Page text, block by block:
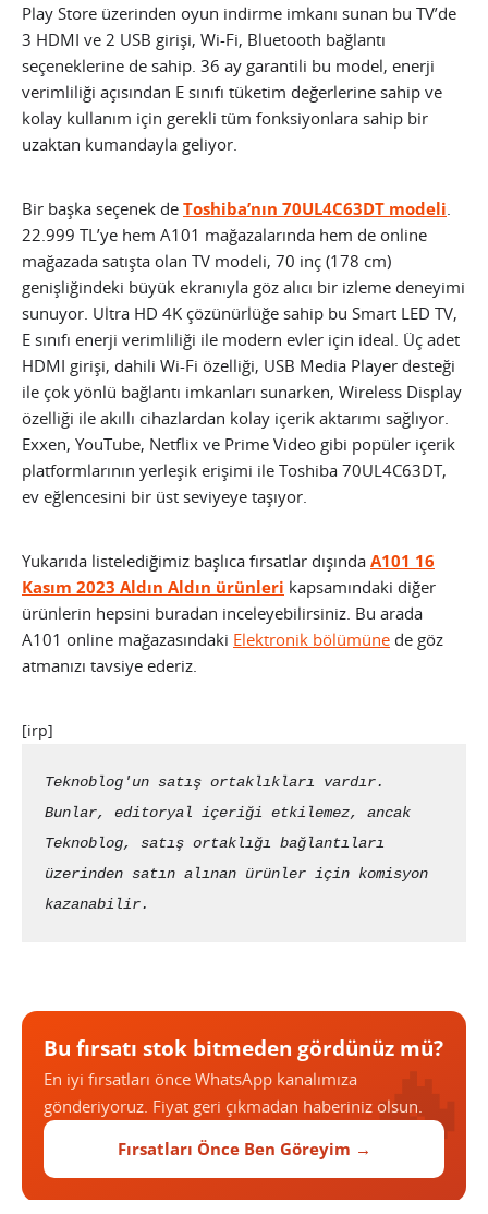
Play Store üzerinden oyun indirme imkanı sunan bu TV’de
3 HDMI ve 2 USB girişi, Wi-Fi, Bluetooth bağlantı
seçeneklerine de sahip. 36 ay garantili bu model, enerji
verimliliği açısından E sınıfı tüketim değerlerine sahip ve
kolay kullanım için gerekli tüm fonksiyonlara sahip bir
uzaktan kumandayla geliyor.
Bir başka seçenek de Toshiba’nın 70UL4C63DT modeli
22.999 TL’ye hem A101 mağazalarında hem de online
mağazada satışta olan TV modeli, 70 inç (178 cm)
genişliğindeki büyük ekranıyla göz alıcı bir izleme deneyimi
sunuyor. Ultra HD 4K çözünürlüğe sahip bu Smart LED TV,
E sınıfı enerji verimliliği ile modern evler için ideal. Üç adet
HDMI girişi, dahili Wi-Fi özelliği, USB Media Player desteği
ile çok yönlü bağlantı imkanları sunarken, Wireless Display
özelliği ile akıllı cihazlardan kolay içerik aktarımı sağlıyor.
Exxen, YouTube, Netflix ve Prime Video gibi popüler içerik
platformlarının yerleşik erişimi ile Toshiba 70UL4C63DT,
ev eğlencesini bir üst seviyeye taşıyor.
Yukarıda listelediğimiz başlıca fırsatlar dışında A101 16
Kasım 2023 Aldın Aldın ürünleri kapsamındaki diğer
ürünlerin hepsini buradan inceleyebilirsiniz. Bu arada
A101 online mağazasındaki Elektronik bölümüne de göz
atmanızı tavsiye ederiz.
[irp]
Teknoblog'un satış ortaklıkları vardır.
Bunlar, editoryal içeriği etkilemez, ancak
Teknoblog, satış ortaklığı bağlantıları
üzerinden satın alınan ürünler için komisyon
kazanabilir.
Bu fırsatı stok bitmeden gördünüz mü?
En iyi fırsatları önce WhatsApp kanalımıza
gönderiyoruz. Fiyat geri çıkmadan haberiniz olsun.
Fırsatları Önce Ben Göreyim →